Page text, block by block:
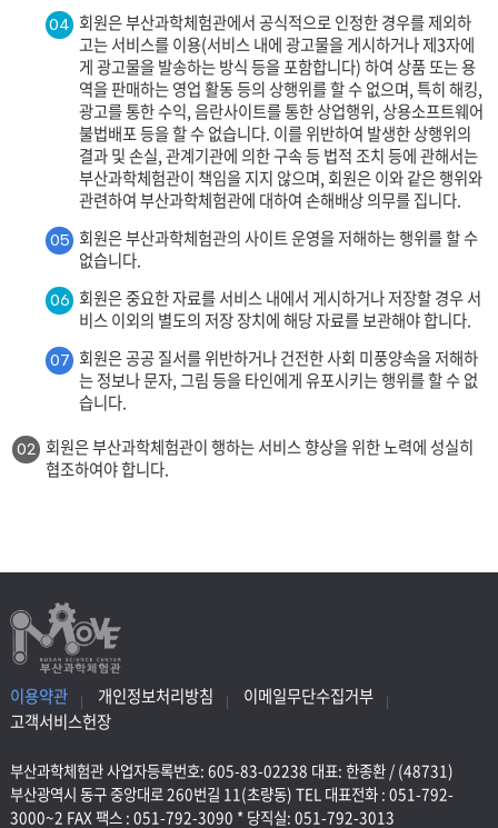
04
회원은 부산과학체험관에서 공식적으로 인정한 경우를 제외하
고는 서비스를 이용(서비스 내에 광고물을 게시하거나 제3자에
게 광고물을 발송하는 방식 등을 포함합니다) 하여 상품 또는 용
역을 판매하는 영업 활동 등의 상행위를 할 수 없으며, 특히 해킹,
광고를 통한 수익, 음란사이트를 통한 상업행위, 상용소프트웨어
불법배포 등을 할 수 없습니다. 이를 위반하여 발생한 상행위의
결과 및 손실, 관계기관에 의한 구속 등 법적 조치 등에 관해서는
부산과학체험관이 책임을 지지 않으며, 회원은 이와 같은 행위와
관련하여 부산과학체험관에 대하여 손해배상 의무를 집니다.
05
회원은 부산과학체험관의 사이트 운영을 저해하는 행위를 할 수
없습니다.
06
회원은 중요한 자료를 서비스 내에서 게시하거나 저장할 경우 서
비스 이외의 별도의 저장 장치에 해당 자료를 보관해야 합니다.
07
회원은 공공 질서를 위반하거나 건전한 사회 미풍양속을 저해하
는 정보나 문자, 그림 등을 타인에게 유포시키는 행위를 할 수 없
습니다.
02
회원은 부산과학체험관이 행하는 서비스 향상을 위한 노력에 성실히
협조하여야 합니다.
이용약관 개인정보처리방침
이메일무단수집거부
고객서비스헌장
부산과학체험관 사업자등록번호: 605-83-02238 대표: 한종환 / (48731)
부산광역시 동구 중앙대로 260번길 11(초량동) TEL 대표전화 : 051-792-
3000~2 FAX 팩스 : 051-792-3090 * 당직실: 051-792-3013